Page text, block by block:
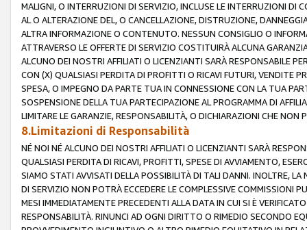
MALIGNI, O INTERRUZIONI DI SERVIZIO, INCLUSE LE INTERRUZIONI DI
AL O ALTERAZIONE DEL, O CANCELLAZIONE, DISTRUZIONE,
ALTRA INFORMAZIONE O CONTENUTO. NESSUN CONSIGLIO O
ATTRAVERSO LE OFFERTE DI SERVIZIO COSTITUIRÀ ALCUNA
ALCUNO DEI NOSTRI AFFILIATI O LICENZIANTI SARÀ RESPONSABILE
CON (X) QUALSIASI PERDITA DI PROFITTI O RICAVI FUTURI, VENDITE
SPESA, O IMPEGNO DA PARTE TUA IN CONNESSIONE CON LA TUA
SOSPENSIONE DELLA TUA PARTECIPAZIONE AL PROGRAMMA DI
LIMITARE LE GARANZIE, RESPONSABILITÀ, O DICHIARAZIONI CHE NON
8.Limitazioni di Responsabilità
NÉ NOI NÉ ALCUNO DEI NOSTRI AFFILIATI O LICENZIANTI SARÀ
QUALSIASI PERDITA DI RICAVI, PROFITTI, SPESE DI AVVIAMENTO,
SIAMO STATI AVVISATI DELLA POSSIBILITÀ DI TALI DANNI. INOLTRE,
DI SERVIZIO NON POTRÀ ECCEDERE LE COMPLESSIVE COMMISSIONI
MESI IMMEDIATAMENTE PRECEDENTI ALLA DATA IN CUI SI È
RESPONSABILITÀ. RINUNCI AD OGNI DIRITTO O RIMEDIO SECONDO